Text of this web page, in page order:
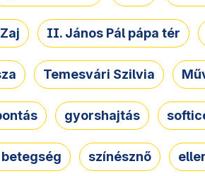
II. János Pál pápa tér
Temesvári Szilvia
gyorshajtás
színésznő